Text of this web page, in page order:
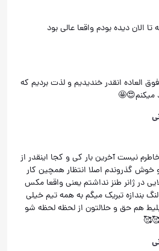
الان دیده بودم واقعا عالی بود
العاده انقدر خندیدیم و لذت بردیم که
میکنم😍🤩
نیست آخرین بار کی و کجا اینقدر از
خوش گذروندم اصلا انتظار همچین کار
در ژانر طنز نداشتم یعنی واقعا مکس
لنگ بندازه تبریک میگم به همه تیم خیلی
هم حق و حلالتون از لحظه لحظه شو